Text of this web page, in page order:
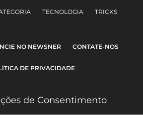
TECNOLOGIA TRICKS
NO NEWSNER CONTATE-NOS
DE PRIVACIDADE
de Consentimento